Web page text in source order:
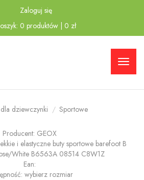
Zaloguj się
0 produktów 0 zł
dziewczynki Sportowe
Producent: GEOX
i elastyczne buty sportowe barefoot B
White B6563A 08514 C8W1Z
Ean:
wybierz rozmiar